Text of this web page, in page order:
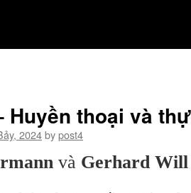
Huyền thoại và
2024bypost4
và Gerhard Will